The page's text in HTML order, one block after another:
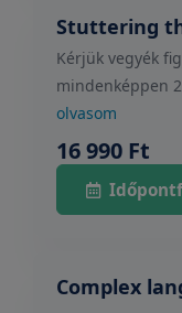
Stuttering
Kérjük vegyék
mindenképpen
olvasom
16 990 Ft
Complex